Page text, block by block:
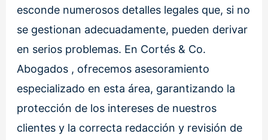
esconde numerosos detalles legales que, si no
se gestionan adecuadamente, pueden derivar
en serios problemas. En Cortés & Co.
Abogados , ofrecemos asesoramiento
especializado en esta área, garantizando la
protección de los intereses de nuestros
clientes y la correcta redacción y revisión de